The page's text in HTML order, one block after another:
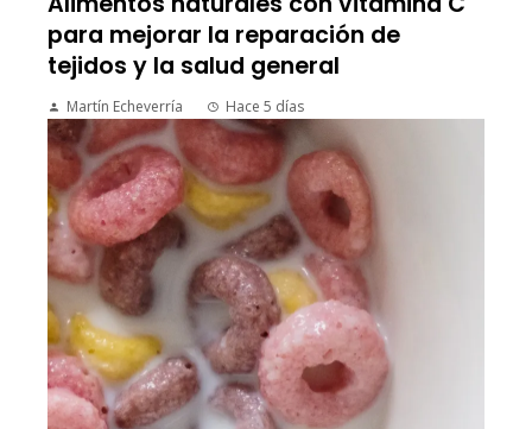
para mejorar la reparación de
tejidos y la salud general
Martín Echeverría Hace 5 días